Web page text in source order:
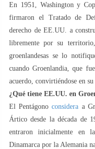
En 1951, Washington y
firmaron el Tratado de
derecho de EE.UU. a
libremente por su
groenlandesas se lo
cuando Groenlandia, que
acuerdo, convirtiéndose en
¿Qué tiene EE.UU. en
El Pentágonoconsidera a
Ártico desde la década de
entraron inicialmente en
Dinamarca por la Alemania